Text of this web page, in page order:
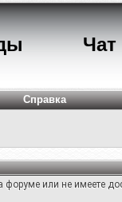
Чат
Справка
или не имеете